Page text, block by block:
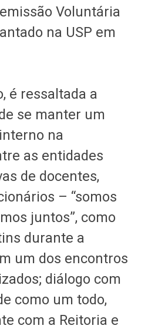
Voluntária
na USP em
é ressaltada a
se manter um
na
as entidades
de docentes,
– “somos
juntos”, como
durante a
um dos encontros
diálogo com
como um todo,
com a Reitoria e